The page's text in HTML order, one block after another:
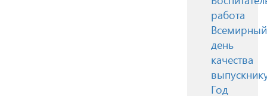
работа
Всемирный
день
качества
Год